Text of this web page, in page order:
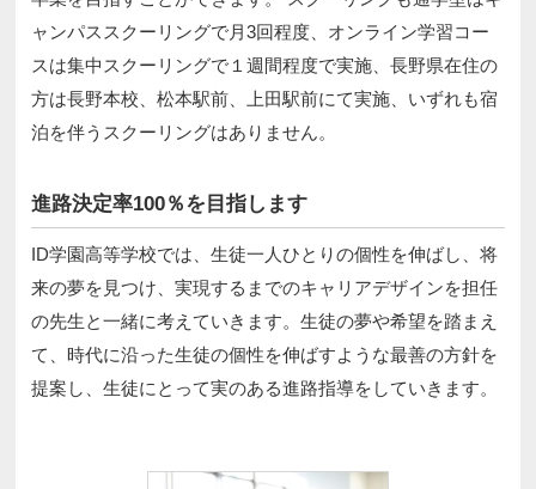
ャンパススクーリングで月3回程度、オンライン学習コー
スは集中スクーリングで１週間程度で実施、長野県在住の
方は長野本校、松本駅前、上田駅前にて実施、いずれも宿
泊を伴うスクーリングはありません。
進路決定率100％を目指します
ID学園高等学校では、生徒一人ひとりの個性を伸ばし、将
来の夢を見つけ、実現するまでのキャリアデザインを担任
の先生と一緒に考えていきます。生徒の夢や希望を踏まえ
て、時代に沿った生徒の個性を伸ばすような最善の方針を
提案し、生徒にとって実のある進路指導をしていきます。